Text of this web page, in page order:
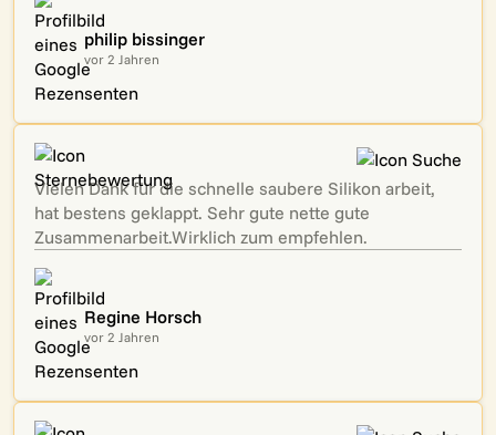
philip bissinger
vor 2 Jahren
Vielen Dank für die schnelle saubere Silikon arbeit,
hat bestens geklappt. Sehr gute nette gute
Zusammenarbeit.Wirklich zum empfehlen.
Regine Horsch
vor 2 Jahren